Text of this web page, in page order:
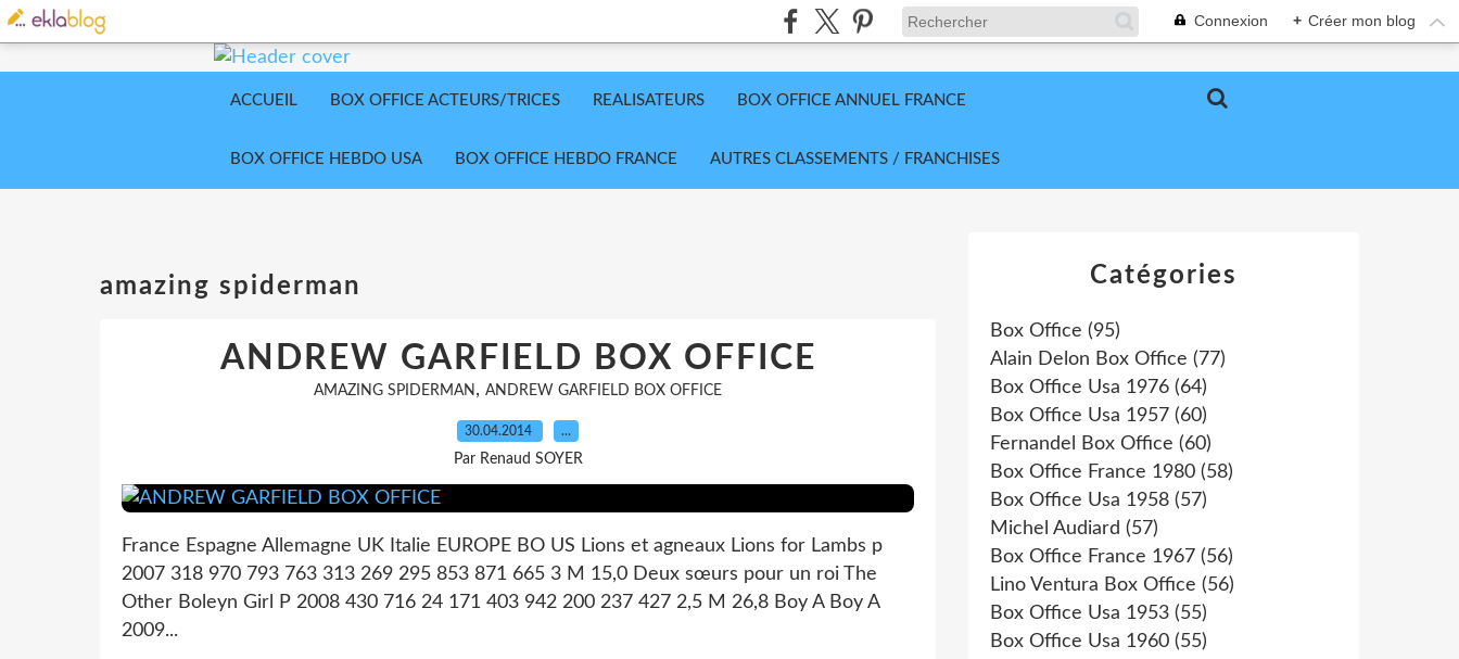
Connexion + Créer mon blog
ACCUEIL BOX OFFICE ACTEURS/TRICES REALISATEURS BOX OFFICE ANNUEL FRANCE
BOX OFFICE HEBDO USA BOX OFFICE HEBDO FRANCE AUTRES CLASSEMENTS / FRANCHISES
amazing spiderman
ANDREW GARFIELD BOX OFFICE
AMAZING SPIDERMAN , ANDREW GARFIELD BOX OFFICE
30.04.2014 …
Par Renaud SOYER
France Espagne Allemagne UK Italie EUROPE BO US Lions et agneaux Lions for Lambs p
2007 318 970 793 763 313 269 295 853 871 665 3 M 15,0 Deux sœurs pour un roi The
Other Boleyn Girl P 2008 430 716 24 171 403 942 200 237 427 2,5 M 26,8 Boy A Boy A
2009...
Catégories
Box Office (95)
Alain Delon Box Office (77)
Box Office Usa 1976 (64)
Box Office Usa 1957 (60)
Fernandel Box Office (60)
Box Office France 1980 (58)
Box Office Usa 1958 (57)
Michel Audiard (57)
Box Office France 1967 (56)
Lino Ventura Box Office (56)
Box Office Usa 1953 (55)
Box Office Usa 1960 (55)